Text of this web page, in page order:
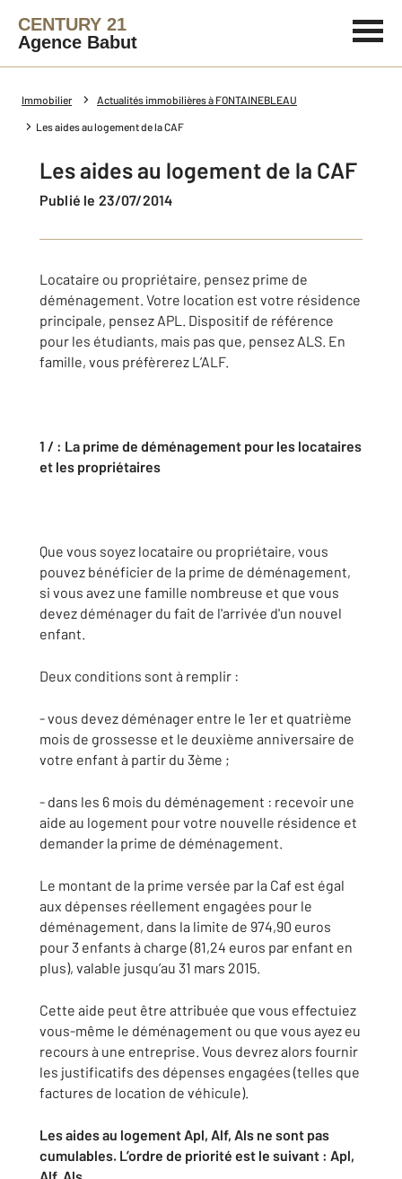
CENTURY 21
Agence Babut
Immobilier Actualités immobilières à FONTAINEBLEAU
Les aides au logement de la CAF
Les aides au logement de la CAF
Publié le 23/07/2014
Locataire ou propriétaire, pensez prime de
déménagement. Votre location est votre résidence
principale, pensez APL. Dispositif de référence
pour les étudiants, mais pas que, pensez ALS. En
famille, vous préfèrerez L’ALF.
1 / : La prime de déménagement pour les locataires
et les propriétaires
Que vous soyez locataire ou propriétaire, vous
pouvez bénéficier de la prime de déménagement,
si vous avez une famille nombreuse et que vous
devez déménager du fait de l'arrivée d'un nouvel
enfant.
Deux conditions sont à remplir :
- vous devez déménager entre le 1er et quatrième
mois de grossesse et le deuxième anniversaire de
votre enfant à partir du 3ème ;
- dans les 6 mois du déménagement : recevoir une
aide au logement pour votre nouvelle résidence et
demander la prime de déménagement.
Le montant de la prime versée par la Caf est égal
aux dépenses réellement engagées pour le
déménagement, dans la limite de 974,90 euros
pour 3 enfants à charge (81,24 euros par enfant en
plus), valable jusqu’au 31 mars 2015.
Cette aide peut être attribuée que vous effectuiez
vous-même le déménagement ou que vous ayez eu
recours à une entreprise. Vous devrez alors fournir
les justificatifs des dépenses engagées (telles que
factures de location de véhicule).
Les aides au logement Apl, Alf, Als ne sont pas
cumulables. L’ordre de priorité est le suivant : Apl,